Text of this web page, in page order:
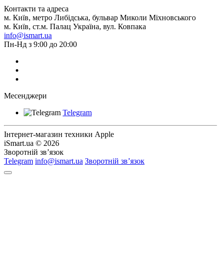
Контакти та адреса
м. Київ, метро Либідська, бульвар Миколи Міхновського
м. Київ, ст.м. Палац Україна, вул. Ковпака
info@ismart.ua
Пн-Нд з 9:00 до 20:00
Месенджери
Telegram
Інтернет-магазин техники Apple
iSmart.ua © 2026
Зворотній зв’язок
Telegram info@ismart.ua Зворотній зв’язок